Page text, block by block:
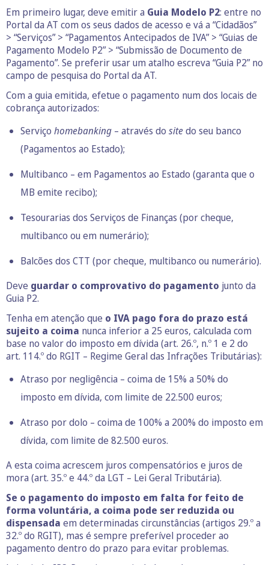
Em primeiro lugar, deve emitir a Guia Modelo P2: entre no
Portal da AT com os seus dados de acesso e vá a “Cidadãos”
> “Serviços” > “Pagamentos Antecipados de IVA” > “Guias de
Pagamento Modelo P2” > “Submissão de Documento de
Pagamento”. Se preferir usar um atalho escreva “Guia P2” no
campo de pesquisa do Portal da AT.
Com a guia emitida, efetue o pagamento num dos locais de
cobrança autorizados:
Serviço homebanking – através do sitedo seu banco
(Pagamentos ao Estado);
Multibanco – em Pagamentos ao Estado (garanta que o
MB emite recibo);
Tesourarias dos Serviços de Finanças (por cheque,
multibanco ou em numerário);
Balcões dos CTT (por cheque, multibanco ou numerário).
Deve guardar o comprovativo do pagamento junto da
Guia P2.
Tenha em atenção que o IVA pago fora do prazo está
sujeito a coima nunca inferior a 25 euros, calculada com
base no valor do imposto em dívida (art. 26.º, n.º 1 e 2 do
art. 114.º do RGIT – Regime Geral das Infrações Tributárias):
Atraso por negligência – coima de 15% a 50% do
imposto em dívida, com limite de 22.500 euros;
Atraso por dolo – coima de 100% a 200% do imposto em
dívida, com limite de 82.500 euros.
A esta coima acrescem juros compensatórios e juros de
mora (art. 35.º e 44.º da LGT – Lei Geral Tributária).
Se o pagamento do imposto em falta for feito de
forma voluntária, a coima pode ser reduzida ou
dispensada em determinadas circunstâncias (artigos 29.º a
32.º do RGIT), mas é sempre preferível proceder ao
pagamento dentro do prazo para evitar problemas.